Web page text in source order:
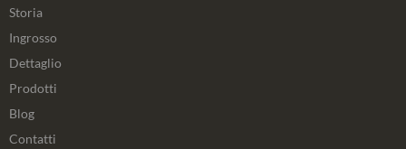
Storia
Ingrosso
Dettaglio
Prodotti
Blog
Contatti